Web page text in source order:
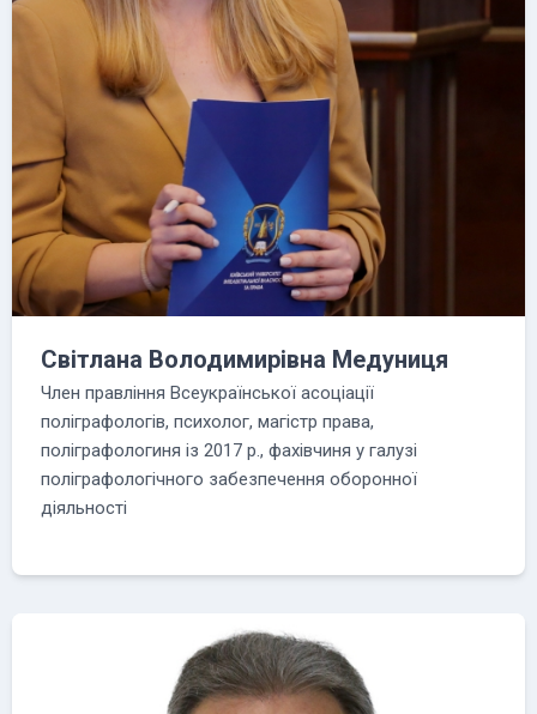
Світлана Володимирівна Медуниця
Член правління Всеукраїнської асоціації
поліграфологів, психолог, магістр права,
поліграфологиня із 2017 р., фахівчиня у галузі
поліграфологічного забезпечення оборонної
діяльності